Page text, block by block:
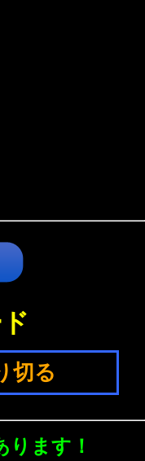
切る
ります！